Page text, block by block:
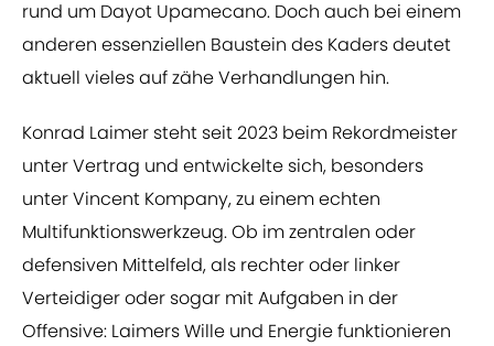
rund um Dayot Upamecano. Doch auch bei einem
anderen essenziellen Baustein des Kaders deutet
aktuell vieles auf zähe Verhandlungen hin.
Konrad Laimer steht seit 2023 beim Rekordmeister
unter Vertrag und entwickelte sich, besonders
unter Vincent Kompany, zu einem echten
Multifunktionswerkzeug. Ob im zentralen oder
defensiven Mittelfeld, als rechter oder linker
Verteidiger oder sogar mit Aufgaben in der
Offensive: Laimers Wille und Energie funktionieren